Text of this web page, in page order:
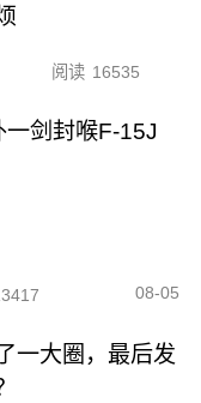
阅读 16535
剑封喉F-15J
08-05
一大圈，最后发